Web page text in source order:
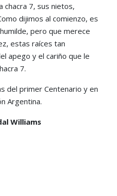
7, sus nietos,
dijimos al comienzo, es
pero que merece
estas raíces tan
apego y el cariño que le
7.
del primer Centenario y en
Argentina.
Williams